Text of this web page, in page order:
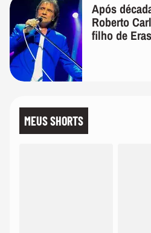
Após
Roberto
filho de
MEUS SHORTS